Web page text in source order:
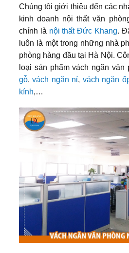
Chúng tôi giới thiệu đến các
kinh doanh nội thất văn
chính là nội thất Đức Khang.
luôn là một trong những nhà
phòng hàng đầu tại Hà Nội.
loại sản phẩm vách ngăn
gỗ,vách ngăn nỉ, vách ngăn
kính,…